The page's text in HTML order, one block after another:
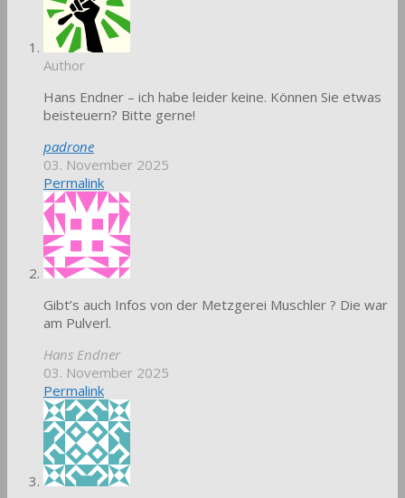
Author
Hans Endner – ich habe leider keine. Können Sie etwas
beisteuern? Bitte gerne!
padrone
03. November 2025
Permalink
Gibt’s auch Infos von der Metzgerei Muschler ? Die war
am Pulverl.
Hans Endner
03. November 2025
Permalink